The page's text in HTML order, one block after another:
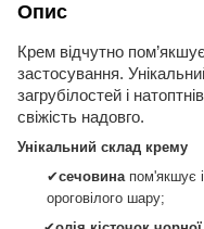
Опис
Крем відчутно
застосування.
загрубілостей і
свіжість надовго.
Унікальний склад крему
✔сечовинапом'якшує
ороговілого шару;